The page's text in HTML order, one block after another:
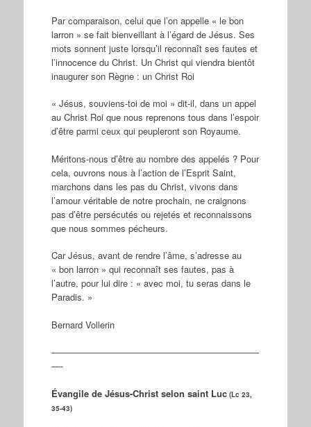
Par comparaison, celui que l’on appelle « le bon
larron » se fait bienveillant à l’égard de Jésus. Ses
mots sonnent juste lorsqu’il reconnaît ses fautes et
l’innocence du Christ. Un Christ qui viendra bientôt
inaugurer son Règne : un Christ Roi
« Jésus, souviens-toi de moi » dit-il, dans un appel
au Christ Roi que nous reprenons tous dans l’espoir
d’être parmi ceux qui peupleront son Royaume.
Méritons-nous d’être au nombre des appelés ? Pour
cela, ouvrons nous à l’action de l’Esprit Saint,
marchons dans les pas du Christ, vivons dans
l’amour véritable de notre prochain, ne craignons
pas d’être persécutés ou rejetés et reconnaissons
que nous sommes pécheurs.
Car Jésus, avant de rendre l’âme, s’adresse au
« bon larron » qui reconnaît ses fautes, pas à
l’autre, pour lui dire : « avec moi, tu seras dans le
Paradis. »
Bernard Vollerin
———————————————————————
—-
Évangile de Jésus-Christ selon saint Luc(Lc 23,
35-43)